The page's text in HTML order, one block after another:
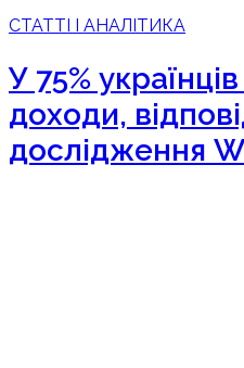
СТАТТІ І АНАЛІТИКА
У 75%
доходи,
дослідження